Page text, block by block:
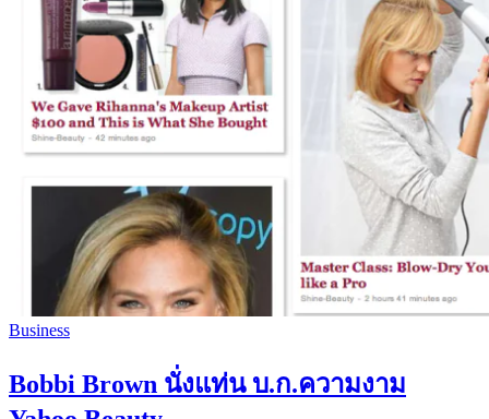
Business
Bobbi Brown นั่งแท่น บ.ก.ความงาม